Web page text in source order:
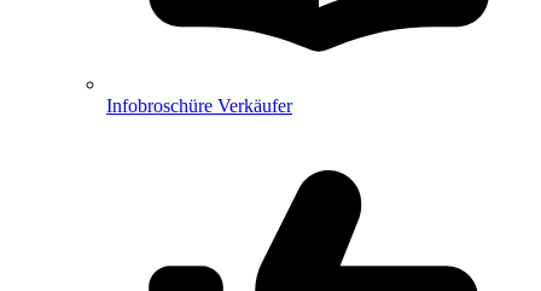
Infobroschüre Verkäufer